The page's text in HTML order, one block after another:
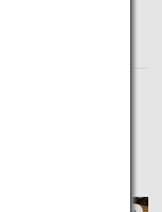
ไฟด่วนพิเศษสนามบิน จากสนาม
ถบัส จากสถานีโอตารุไปยัง
ใกล้เคียง